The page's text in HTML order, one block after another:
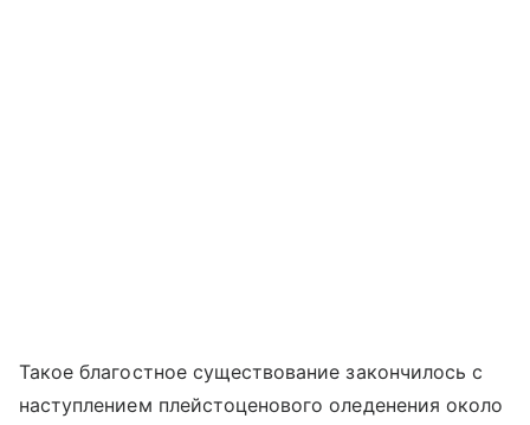
Такое благостное существование закончилось с
наступлением плейстоценового оледенения около